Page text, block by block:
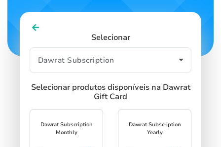
Selecionar
Selecionar produtos disponíveis na Dawrat
Gift Card
Dawrat Subscription
Monthly
Dawrat Subscription
Yearly